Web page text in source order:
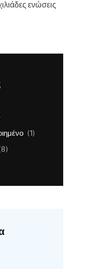
ενώσεις
(1)